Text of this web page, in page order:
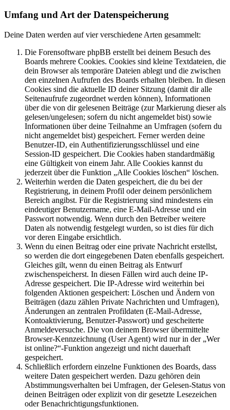
Umfang und Art der Datenspeicherung
Deine Daten werden auf vier verschiedene Arten gesammelt:
Die Forensoftware phpBB erstellt bei deinem Besuch des
Boards mehrere Cookies. Cookies sind kleine Textdateien, die
dein Browser als temporäre Dateien ablegt und die zwischen
den einzelnen Aufrufen des Boards erhalten bleiben. In diesen
Cookies sind die aktuelle ID deiner Sitzung (damit dir alle
Seitenaufrufe zugeordnet werden können), Informationen
über die von dir gelesenen Beiträge (zur Markierung dieser als
gelesen/ungelesen; sofern du nicht angemeldet bist) sowie
Informationen über deine Teilnahme an Umfragen (sofern du
nicht angemeldet bist) gespeichert. Ferner werden deine
Benutzer-ID, ein Authentifizierungsschlüssel und eine
Session-ID gespeichert. Die Cookies haben standardmäßig
eine Gültigkeit von einem Jahr. Alle Cookies kannst du
jederzeit über die Funktion „Alle Cookies löschen“ löschen.
Weiterhin werden die Daten gespeichert, die du bei der
Registrierung, in deinem Profil oder deinem persönlichem
Bereich angibst. Für die Registrierung sind mindestens ein
eindeutiger Benutzername, eine E-Mail-Adresse und ein
Passwort notwendig. Wenn durch den Betreiber weitere
Daten als notwendig festgelegt wurden, so ist dies für dich
vor deren Eingabe ersichtlich.
Wenn du einen Beitrag oder eine private Nachricht erstellst,
so werden die dort eingegebenen Daten ebenfalls gespeichert.
Gleiches gilt, wenn du einen Beitrag als Entwurf
zwischenspeicherst. In diesen Fällen wird auch deine IP-
Adresse gespeichert. Die IP-Adresse wird weiterhin bei
folgenden Aktionen gespeichert: Löschen und Ändern von
Beiträgen (dazu zählen Private Nachrichten und Umfragen),
Änderungen an zentralen Profildaten (E-Mail-Adresse,
Kontoaktivierung, Benutzer-Passwort) und gescheiterte
Anmeldeversuche. Die von deinem Browser übermittelte
Browser-Kennzeichnung (User Agent) wird nur in der „Wer
ist online?“-Funktion angezeigt und nicht dauerhaft
gespeichert.
Schließlich erfordern einzelne Funktionen des Boards, dass
weitere Daten gespeichert werden. Dazu gehören dein
Abstimmungsverhalten bei Umfragen, der Gelesen-Status von
deinen Beiträgen oder explizit von dir gesetzte Lesezeichen
oder Benachrichtigungsfunktionen.